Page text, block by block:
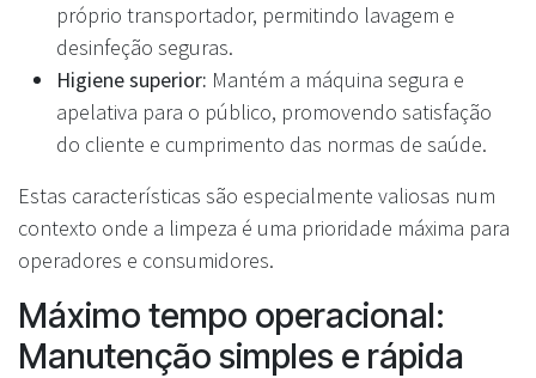
próprio transportador, permitindo lavagem e
desinfeção seguras.
Higiene superior: Mantém a máquina segura e
apelativa para o público, promovendo satisfação
do cliente e cumprimento das normas de saúde.
Estas características são especialmente valiosas num
contexto onde a limpeza é uma prioridade máxima para
operadores e consumidores.
Máximo tempo operacional:
Manutenção simples e rápida